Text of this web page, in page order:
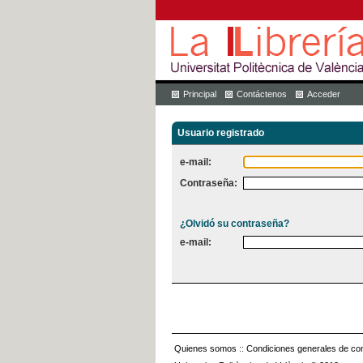
Principal Contáctenos Acceder
Usuario registrado
e-mail:
Contraseña:
¿Olvidó su contraseña?
e-mail:
Quienes somos :: Condiciones generales de